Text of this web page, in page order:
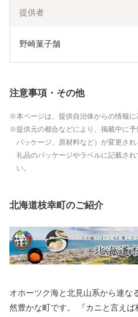
提供者
野崎菓子舗
注意事項・その他
本ページは、提供自治体からの情報に
提供元の都合などにより、掲載中に予
パッケージ、原材料など）が変更さ
礼品のパッケージやラベルに記載さ
い。
北海道枝幸町のご紹介
オホーツク海と北見山系から連な
然豊かな町です。 『カニと言え